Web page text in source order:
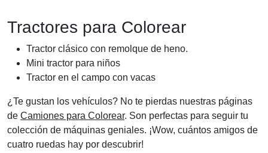
Tractores para Colorear
Tractor clásico con remolque de heno.
Mini tractor para niños
Tractor en el campo con vacas
¿Te gustan los vehículos? No te pierdas nuestras páginas
de Camiones para Colorear. Son perfectas para seguir tu
colección de máquinas geniales. ¡Wow, cuántos amigos de
cuatro ruedas hay por descubrir!